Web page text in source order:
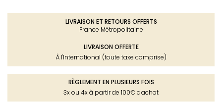
LIVRAISON ET RETOURS OFFERTS
France Métropolitaine
LIVRAISON OFFERTE
À l'International (toute taxe comprise)
RÈGLEMENT EN PLUSIEURS FOIS
3x ou 4x à partir de 100€ d'achat